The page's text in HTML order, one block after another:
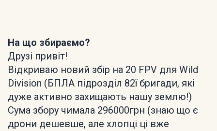
На що збираємо?
Друзі привіт!
Відкриваю новий збір на 20 FPV для Wild
Division (БПЛА підрозділ 82ї бригади, які
дуже активно захищають нашу землю!)
Сума збору чимала 296000грн (знаю що є
дрони дешевше, але хлопці ці вже